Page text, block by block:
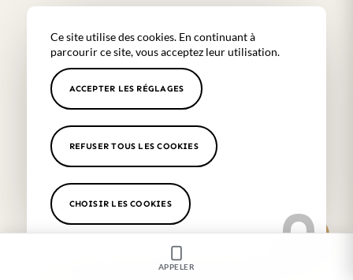
Microblading médical à 2h00 des Alpilles
Dermopigmentation et maquillage semi-
permanent à 2h00 des Alpilles
Soin médecine esthétique pour jeune maman à
2h00 des Alpilles
Soin Hydrafacial réalisé par un médecin à 2h00
des Alpilles
Ce site utilise des cookies. En continuant à
parcourir ce site, vous acceptez leur utilisation.
ACCEPTER LES RÉGLAGES
REFUSER TOUS LES COOKIES
CHOISIR LES COOKIES
APPELER